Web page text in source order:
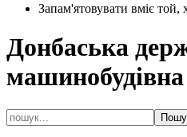
Запам'ятовувати вміє
Донбаська